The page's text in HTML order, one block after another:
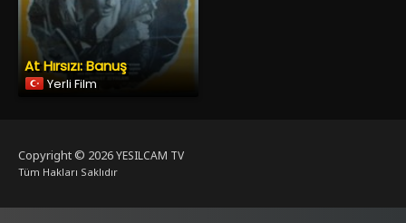
At Hırsızı: Banuş
Yerli Film
Copyright © 2026YESILCAM TV
Tüm Hakları Saklıdır